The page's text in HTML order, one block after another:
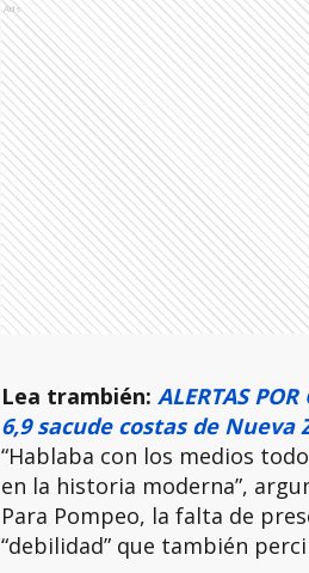
Ads
Lea trambién: ALERTAS
6,9 sacude costas de Nueva
“Hablaba con los medios
en la historia moderna”,
Para Pompeo, la falta de
“debilidad” que también